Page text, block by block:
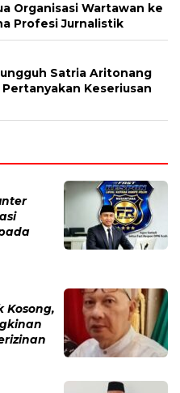
Organisasi Wartawan ke
Profesi Jurnalistik
Satria Aritonang
Keseriusan
Kosong,